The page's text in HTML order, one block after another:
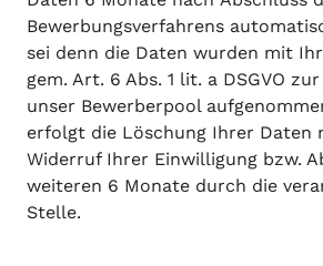
Bewerbungsverfahrens
sei denn die Daten wurden mit
gem. Art. 6 Abs. 1 lit. a DSGVO
unser Bewerberpool
erfolgt die Löschung Ihrer Daten
Widerruf Ihrer Einwilligung bzw.
weiteren 6 Monate durch die
Stelle.